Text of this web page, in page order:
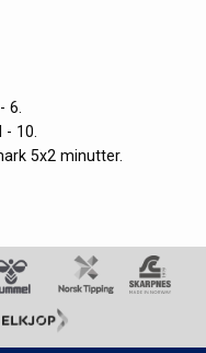
6.
- 10.
5x2 minutter.